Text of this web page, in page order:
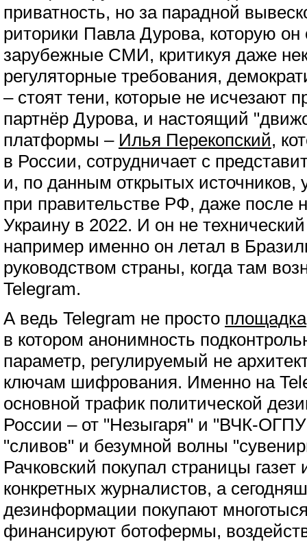
приватность, но за парадной
риторики Павла Дурова, которую
зарубежные СМИ, критикуя даже
регуляторные требования,
– стоят тени, которые не исчезают
партнёр Дурова, и настоящий
платформы – Илья Перекопский,
в России, сотрудничает с
и, по данным открытых источников,
при правительстве РФ, даже после
Украину в 2022. И он не
например именно он летал в
руководством страны, когда там
Telegram.
А ведь Telegram не просто площадка
в котором анонимность
параметр, регулируемый не
ключам шифрования. Именно на
основной трафик политической
России – от "Незыгаря" и "ВЧК-
"сливов" и безумной волны
Рачковский покупал страницы
конкретных журналистов, а
дезинформации покупают
финансируют ботофермы,